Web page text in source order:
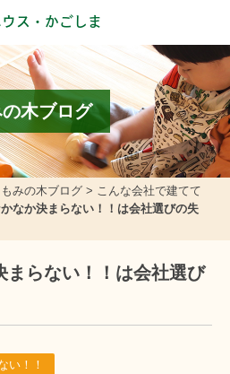
ス・かごしま
の木ブログ
もみの木ブログ > こんな会社で建てて
なか決まらない！！は会社選びの失
まらない！！は会社選び
い！！